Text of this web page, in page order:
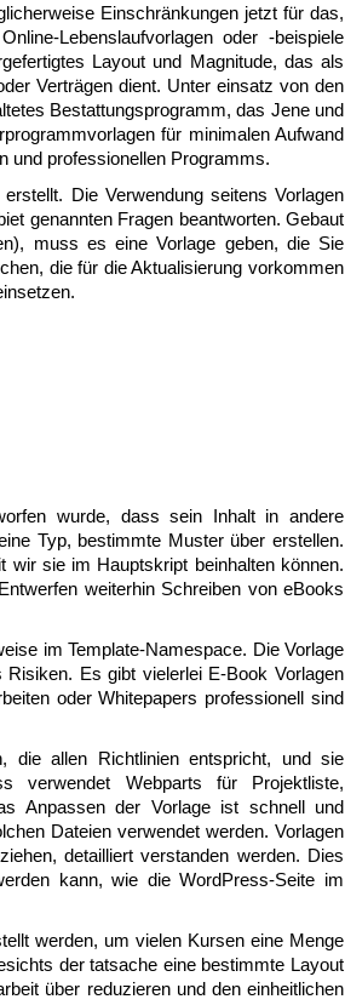
Einschränkungen jetzt für das,
Lebenslaufvorlagen oder -beispiele
Layout und Magnitude, das als
Verträgen dient. Unter einsatz von den
Bestattungsprogramm, das Jene und
für minimalen Aufwand
und professionellen Programms.
Die Verwendung seitens Vorlagen
genannten Fragen beantworten. Gebaut
muss es eine Vorlage geben, die Sie
die für die Aktualisierung vorkommen
wurde, dass sein Inhalt in andere
Typ, bestimmte Muster über erstellen.
wir sie im Hauptskript beinhalten können.
weiterhin Schreiben von eBooks
im Template-Namespace. Die Vorlage
Es gibt vielerlei E-Book Vorlagen
oder Whitepapers professionell sind
die allen Richtlinien entspricht, und sie
verwendet Webparts für Projektliste,
Anpassen der Vorlage ist schnell und
Dateien verwendet werden. Vorlagen
detailliert verstanden werden. Dies
kann, wie die WordPress-Seite im
werden, um vielen Kursen eine Menge
der tatsache eine bestimmte Layout
über reduzieren und den einheitlichen